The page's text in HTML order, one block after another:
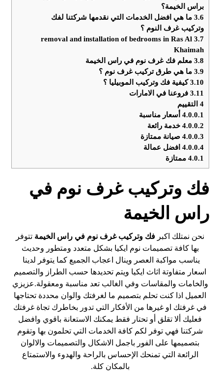
براس الخيمة؟
3.6 ما هي افضل الخدمات التي نقدمها شركتنا لفك
وتركيب غرف النوم ؟
3.7
removal and installation of bedrooms in Ras Al
Khaimah
3.8 معلم فك غرف نوم في راس الخيمة
3.9 ما هي طرق تركيب غرف نوم ؟
3.10كيفية فك وتركيب الموبيليا ؟
3.11 فروعنا في الامارات
4 التقييم
4.0.0.1 أسعار مناسبة
4.0.0.2 خدمة رائعة
4.0.0.3 صيانة ممتازة
4.0.0.4 افضل عمالة
4.0.1 ممتازة
فك وتركيب غرف نوم في
راس الخيمة
نحن نمتلك اكبر فك وتركيب غرف نوم في راس الخيمة تتوفر
بها كافة تصميمات نوم ايكيا بشكل متعدد ومتطور وحديث
يناسب مواكبة العصر وينال اعجاب الجميع كما يتوفر لدينا
اسعار متفاوتة اثاث ايكيا ويتم تحديدها حسب الطراز والتصميم
والخامات والمقاسات وفي الغالب تعد مناسبة ومعقولة.عزيزي
العميل اذا كنت تحلم بتصميم ما لغرفتك والوان محددة تحتاجها
في غرفتك او غيرها من الأفكار التي تدور بخاطرك تجاة غرفتك
فعليك ألا تقلق أو تحتار فقط يمكنك الاستعانة باقوي وافضل
شركتنا فهي توفر لكم كافة الخدمات التي تحلمون بها وتقوم
بتصميمها على الفور باجمل الاشكال والتصميمات والالوان
الرائعة التي تمنحك الإحساس بالراحة والهدوء والاستمتاع
بالمكان كلة.